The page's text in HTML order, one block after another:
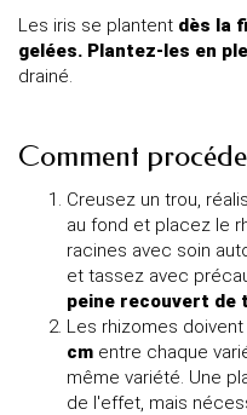
Les iris se plantent dès la
gelées. Plantez-les en
drainé.
Comment
Creusez un trou,
au fond et placez le
racines avec soin
et tassez avec
peine recouvert de
Les rhizomes doivent
cm entre chaque
même variété. Une
de l'effet, mais